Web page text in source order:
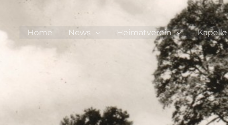
Home News Heimatverein Kapelle